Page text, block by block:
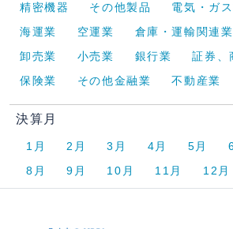
精密機器
その他製品 電気・ガ
海運業
空運業 倉庫・運輸関連業
卸売業
小売業 銀行業
証券、
保険業
その他金融業 不動産業
決算月
1月 2月 3月 4月 5月
8月
9月 10月 11月 12月